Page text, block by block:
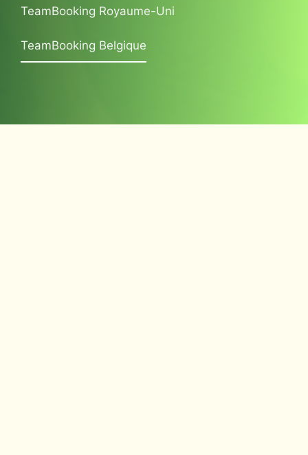
TeamBooking Royaume-Uni
TeamBooking Belgique